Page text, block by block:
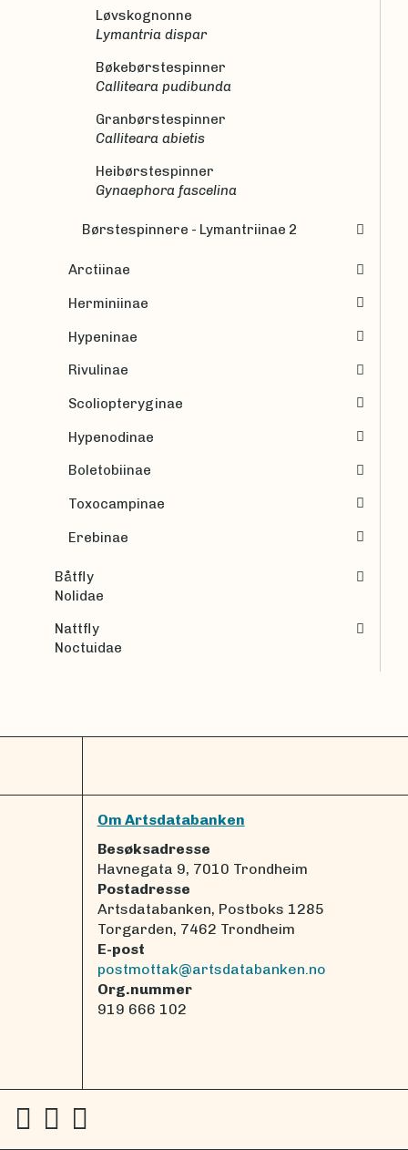
Løvskognonne
Lymantria dispar
Bøkebørstespinner
Calliteara pudibunda
Granbørstespinner
Calliteara abietis
Heibørstespinner
Gynaephora fascelina
Børstespinnere - Lymantriinae 2
Arctiinae
Herminiinae
Hypeninae
Rivulinae
Scoliopteryginae
Hypenodinae
Boletobiinae
Toxocampinae
Erebinae
Båtfly
Nolidae
Nattfly
Noctuidae
Om Artsdatabanken
Besøksadresse
Havnegata 9, 7010 Trondheim
Postadresse
Artsdatabanken, Postboks 1285
Torgarden, 7462 Trondheim
E-post
postmottak@artsdatabanken.no
Org.nummer
919 666 102